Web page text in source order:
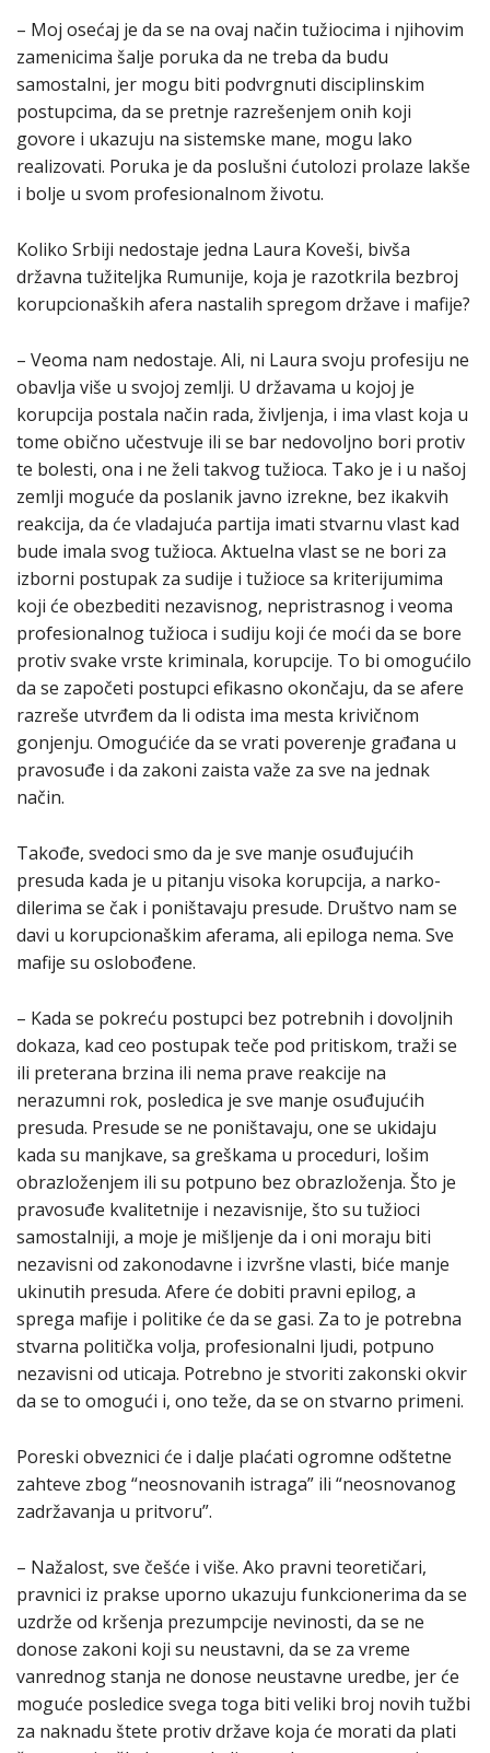
– Moj osećaj je da se na ovaj način tužiocima i njihovim
zamenicima šalje poruka da ne treba da budu
samostalni, jer mogu biti podvrgnuti disciplinskim
postupcima, da se pretnje razrešenjem onih koji
govore i ukazuju na sistemske mane, mogu lako
realizovati. Poruka je da poslušni ćutolozi prolaze lakše
i bolje u svom profesionalnom životu.
Koliko Srbiji nedostaje jedna Laura Koveši, bivša
državna tužiteljka Rumunije, koja je razotkrila bezbroj
korupcionaških afera nastalih spregom države i mafije?
– Veoma nam nedostaje. Ali, ni Laura svoju profesiju ne
obavlja više u svojoj zemlji. U državama u kojoj je
korupcija postala način rada, življenja, i ima vlast koja u
tome obično učestvuje ili se bar nedovoljno bori protiv
te bolesti, ona i ne želi takvog tužioca. Tako je i u našoj
zemlji moguće da poslanik javno izrekne, bez ikakvih
reakcija, da će vladajuća partija imati stvarnu vlast kad
bude imala svog tužioca. Aktuelna vlast se ne bori za
izborni postupak za sudije i tužioce sa kriterijumima
koji će obezbediti nezavisnog, nepristrasnog i veoma
profesionalnog tužioca i sudiju koji će moći da se bore
protiv svake vrste kriminala, korupcije. To bi omogućilo
da se započeti postupci efikasno okončaju, da se afere
razreše utvrđem da li odista ima mesta krivičnom
gonjenju. Omogućiće da se vrati poverenje građana u
pravosuđe i da zakoni zaista važe za sve na jednak
način.
Takođe, svedoci smo da je sve manje osuđujućih
presuda kada je u pitanju visoka korupcija, a narko-
dilerima se čak i poništavaju presude. Društvo nam se
davi u korupcionaškim aferama, ali epiloga nema. Sve
mafije su oslobođene.
– Kada se pokreću postupci bez potrebnih i dovoljnih
dokaza, kad ceo postupak teče pod pritiskom, traži se
ili preterana brzina ili nema prave reakcije na
nerazumni rok, posledica je sve manje osuđujućih
presuda. Presude se ne poništavaju, one se ukidaju
kada su manjkave, sa greškama u proceduri, lošim
obrazloženjem ili su potpuno bez obrazloženja. Što je
pravosuđe kvalitetnije i nezavisnije, što su tužioci
samostalniji, a moje je mišljenje da i oni moraju biti
nezavisni od zakonodavne i izvršne vlasti, biće manje
ukinutih presuda. Afere će dobiti pravni epilog, a
sprega mafije i politike će da se gasi. Za to je potrebna
stvarna politička volja, profesionalni ljudi, potpuno
nezavisni od uticaja. Potrebno je stvoriti zakonski okvir
da se to omogući i, ono teže, da se on stvarno primeni.
Poreski obveznici će i dalje plaćati ogromne odštetne
zahteve zbog “neosnovanih istraga” ili “neosnovanog
zadržavanja u pritvoru”.
– Nažalost, sve češće i više. Ako pravni teoretičari,
pravnici iz prakse uporno ukazuju funkcionerima da se
uzdrže od kršenja prezumpcije nevinosti, da se ne
donose zakoni koji su neustavni, da se za vreme
vanrednog stanja ne donose neustavne uredbe, jer će
moguće posledice svega toga biti veliki broj novih tužbi
za naknadu štete protiv države koja će morati da plati